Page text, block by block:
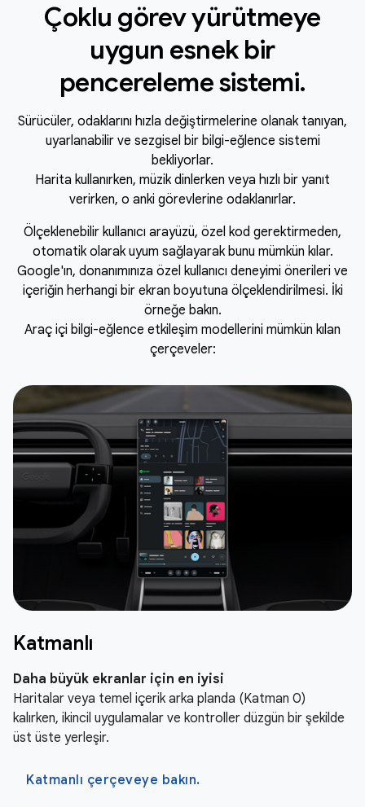
Çoklu görev yürütmeye
uygun esnek bir
pencereleme sistemi.
Sürücüler, odaklarını hızla değiştirmelerine olanak tanıyan,
uyarlanabilir ve sezgisel bir bilgi-eğlence sistemi
bekliyorlar.
Harita kullanırken, müzik dinlerken veya hızlı bir yanıt
verirken, o anki görevlerine odaklanırlar.
Ölçeklenebilir kullanıcı arayüzü, özel kod gerektirmeden,
otomatik olarak uyum sağlayarak bunu mümkün kılar.
Google'ın, donanımınıza özel kullanıcı deneyimi önerileri ve
içeriğin herhangi bir ekran boyutuna ölçeklendirilmesi. İki
örneğe bakın.
Araç içi bilgi-eğlence etkileşim modellerini mümkün kılan
çerçeveler:
Katmanlı
Daha büyük ekranlar için en iyisi
Haritalar veya temel içerik arka planda (Katman 0)
kalırken, ikincil uygulamalar ve kontroller düzgün bir şekilde
üst üste yerleşir.
Katmanlı çerçeveye bakın.